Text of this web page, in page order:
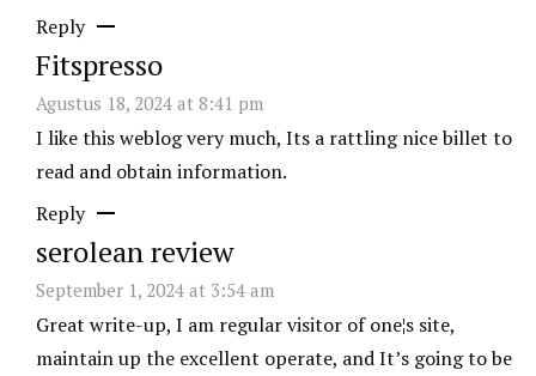
Reply
Fitspresso
Agustus 18, 2024 at 8:41 pm
I like this weblog very much, Its a rattling nice billet to
read and obtain information.
Reply
serolean review
September 1, 2024 at 3:54 am
Great write-up, I am regular visitor of one¦s site,
maintain up the excellent operate, and It’s going to be